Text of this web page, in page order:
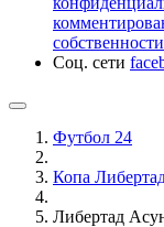
собственности
Соц. сети
Футбол 24
Копа
Либертад